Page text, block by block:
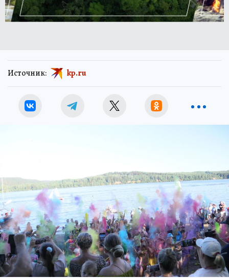
Источник: kp.ru